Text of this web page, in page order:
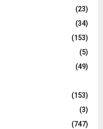
(23)
(34)
(153)
(5)
(49)
(153)
(3)
(747)